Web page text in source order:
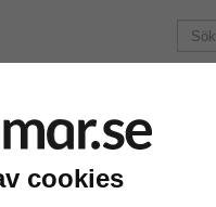
cookies
hur mycket du beställer.